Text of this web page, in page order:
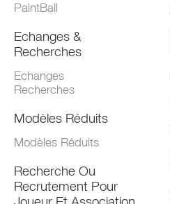
PaintBall
Echanges &
Recherches
Echanges
Recherches
Modèles Réduits
Modèles Réduits
Recherche Ou
Recrutement Pour